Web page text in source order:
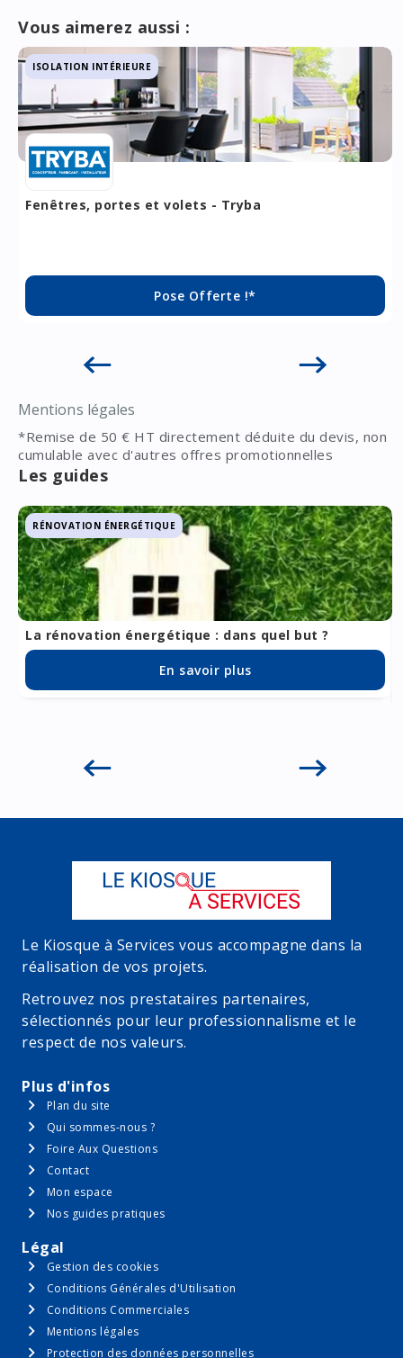
Vous aimerez aussi :
ISOLATION INTÉRIEURE
Fenêtres, portes et volets - Tryba
Pose Offerte !*
Mentions légales
*Remise de 50 € HT directement déduite du devis, non
cumulable avec d'autres offres promotionnelles
Les guides
RÉNOVATION ÉNERGÉTIQUE
La rénovation énergétique : dans quel but ?
En savoir plus
Le Kiosque à Services vous accompagne dans la
réalisation de vos projets.
Retrouvez nos prestataires partenaires,
sélectionnés pour leur professionnalisme et le
respect de nos valeurs.
Plus d'infos
Plan du site
Qui sommes-nous ?
Foire Aux Questions
Contact
Mon espace
Nos guides pratiques
Légal
Gestion des cookies
Conditions Générales d'Utilisation
Conditions Commerciales
Mentions légales
Protection des données personnelles